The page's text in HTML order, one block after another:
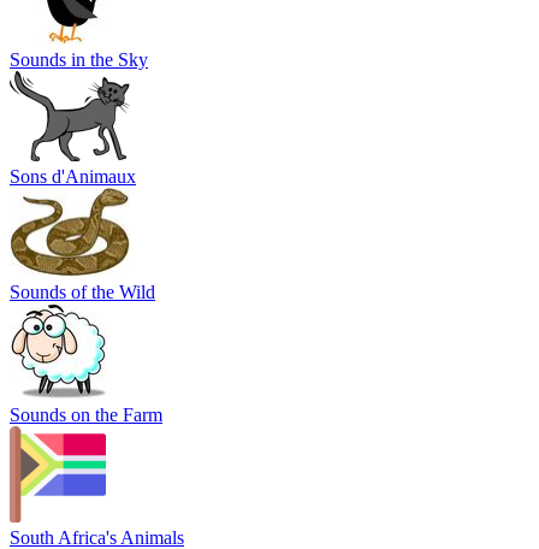
Sounds in the Sky
Sons d'Animaux
Sounds of the Wild
Sounds on the Farm
South Africa's Animals